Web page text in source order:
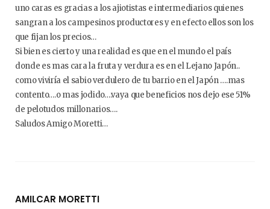
uno caras es gracias a los ajiotistas e intermediarios quienes
sangran a los campesinos productores y en efecto ellos son los
que fijan los precios…
Si bien es cierto y una realidad es que en el mundo el país
donde es mas cara la fruta y verdura es en el Lejano Japón..
como viviría el sabio verdulero de tu barrio en el Japón ….mas
contento….o mas jodido….vaya que beneficios nos dejo ese 51%
de pelotudos millonarios….
Saludos Amigo Moretti…
AMILCAR MORETTI